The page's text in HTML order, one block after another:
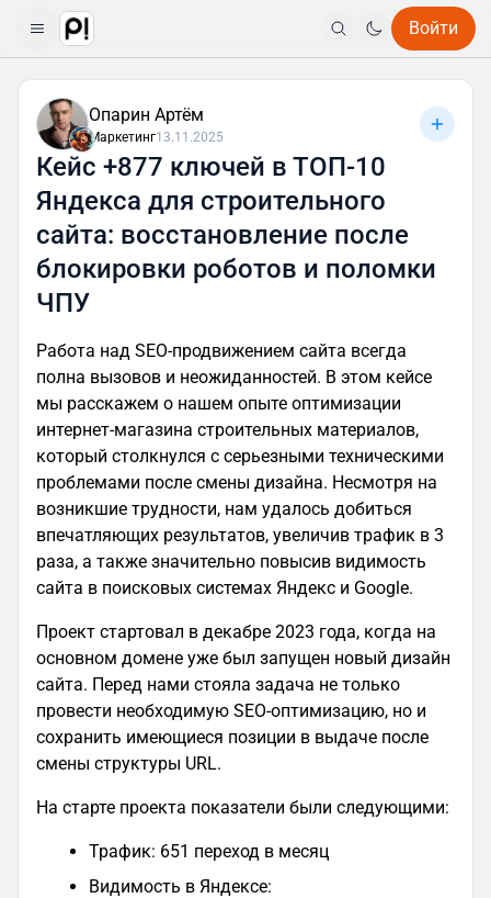
Войти
Опарин Артём
Маркетинг13.11.2025
Кейс +877 ключей в ТОП-10
Яндекса для строительного
сайта: восстановление после
блокировки роботов и поломки
ЧПУ
Работа над SEO-продвижением сайта всегда
полна вызовов и неожиданностей. В этом кейсе
мы расскажем о нашем опыте оптимизации
интернет-магазина строительных материалов,
который столкнулся с серьезными техническими
проблемами после смены дизайна. Несмотря на
возникшие трудности, нам удалось добиться
впечатляющих результатов, увеличив трафик в 3
раза, а также значительно повысив видимость
сайта в поисковых системах Яндекс и Google.
Проект стартовал в декабре 2023 года, когда на
основном домене уже был запущен новый дизайн
сайта. Перед нами стояла задача не только
провести необходимую SEO-оптимизацию, но и
сохранить имеющиеся позиции в выдаче после
смены структуры URL.
На старте проекта показатели были следующими:
Трафик: 651 переход в месяц
Видимость в Яндексе: